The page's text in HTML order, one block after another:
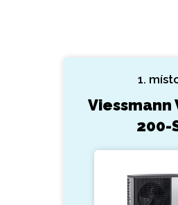
1.
Viessmann
200-